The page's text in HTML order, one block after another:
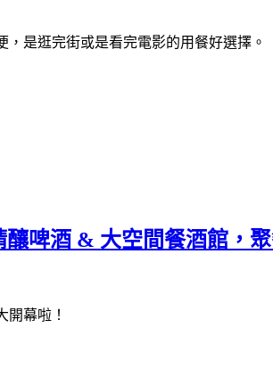
是逛完街或是看完電影的用餐好選擇。
啤酒 & 大空間餐酒館，聚
開幕啦！